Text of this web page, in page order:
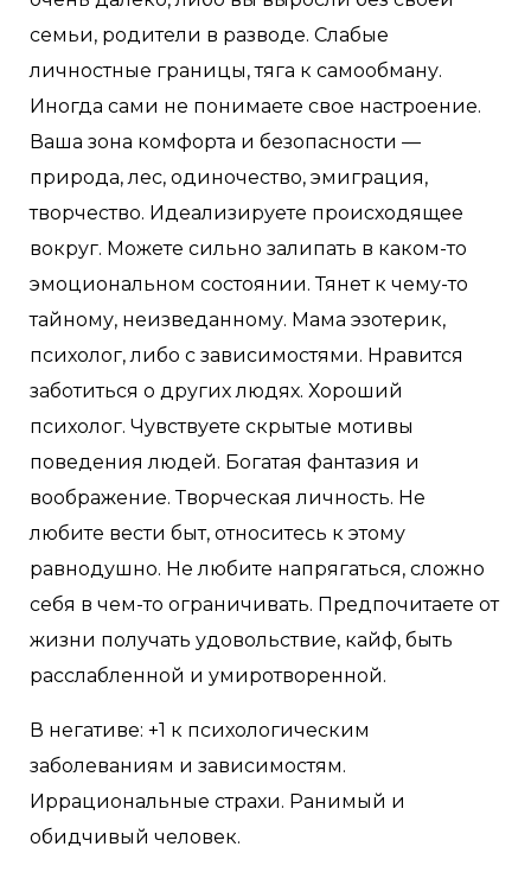
семьи, родители в разводе. Слабые
личностные границы, тяга к самообману.
Иногда сами не понимаете свое настроение.
Ваша зона комфорта и безопасности —
природа, лес, одиночество, эмиграция,
творчество. Идеализируете происходящее
вокруг. Можете сильно залипать в каком-то
эмоциональном состоянии. Тянет к чему-то
тайному, неизведанному. Мама эзотерик,
психолог, либо с зависимостями. Нравится
заботиться о других людях. Хороший
психолог. Чувствуете скрытые мотивы
поведения людей. Богатая фантазия и
воображение. Творческая личность. Не
любите вести быт, относитесь к этому
равнодушно. Не любите напрягаться, сложно
себя в чем-то ограничивать. Предпочитаете от
жизни получать удовольствие, кайф, быть
расслабленной и умиротворенной.
В негативе: +1 к психологическим
заболеваниям и зависимостям.
Иррациональные страхи. Ранимый и
обидчивый человек.